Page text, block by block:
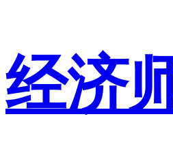
经济